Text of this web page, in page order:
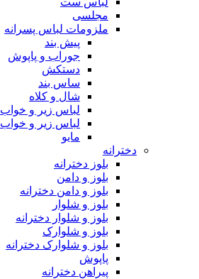
مجلسی
ملزومات لباس پسرانه
پیش بند
جوراب و پاپوش
دستکش
ساس بند
شال و کلاه
لباس زیر و خواب
لباس زیر و خواب
مایو
دخترانه
بلوز دخترانه
بلوز و دامن
بلوز و دامن دخترانه
بلوز و شلوار
بلوز و شلوار دخترانه
بلوز و شلوارک
بلوز و شلوارک دخترانه
پاپوش
پیراهن دخترانه